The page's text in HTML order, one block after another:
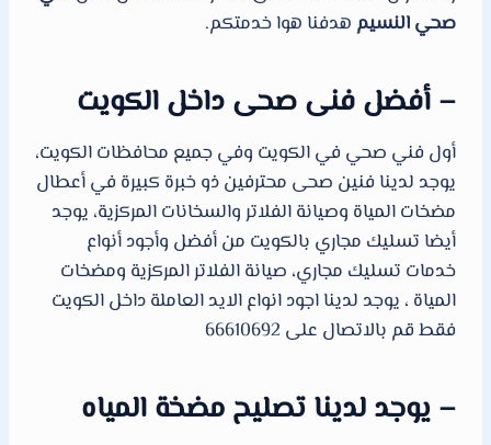
صحي النسيم هدفنا هوا خدمتكم.
– أفضل فنى صحى داخل الكويت
أول فني صحي في الكويت وفي جميع محافظات الكويت،
يوجد لدينا فنين صحى محترفين ذو خبرة كبيرة في أعطال
مضخات المياة وصيانة الفلاتر والسخانات المركزية، يوجد
أيضا تسليك مجاري بالكويت من أفضل وأجود أنواع
خدمات تسليك مجاري، صيانة الفلاتر المركزية ومضخات
المياة ، يوجد لدينا اجود انواع الايد العاملة داخل الكويت
فقط قم بالاتصال على 66610692
– يوجد لدينا تصليح مضخة المياه